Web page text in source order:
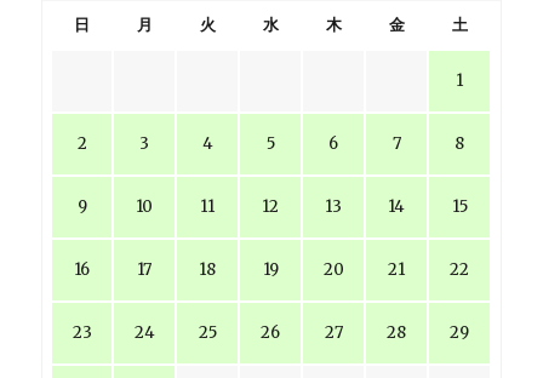
日 月 火 水 木 金 土
1
2 3 4 5 6 7 8
9 10 11 12 13 14 15
16 17 18 19 20 21 22
23 24 25 26 27 28 29